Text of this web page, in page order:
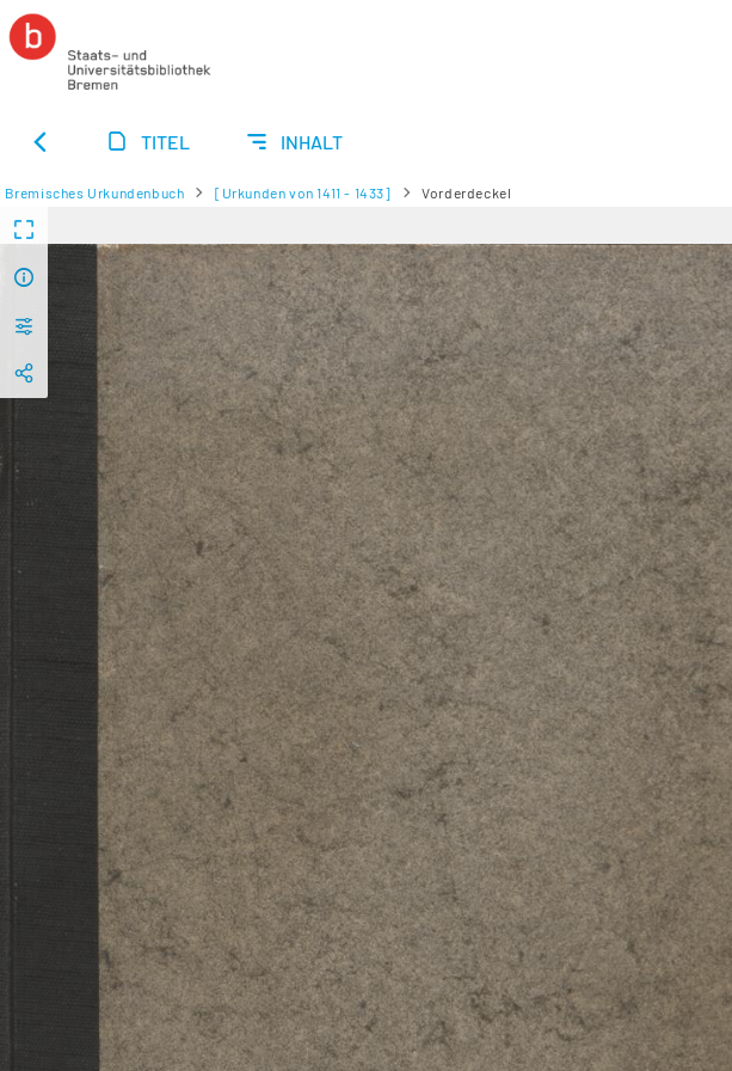
TITEL INHALT
Bremisches Urkundenbuch [Urkunden von 1411 - 1433] Vorderdeckel